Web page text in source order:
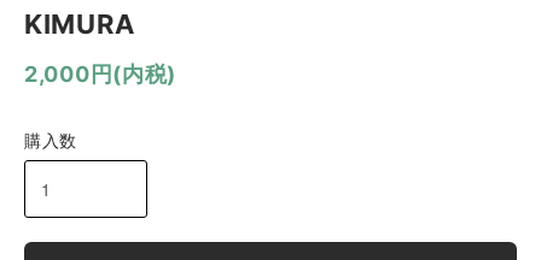
KIMURA
2,000円(内税)
購入数